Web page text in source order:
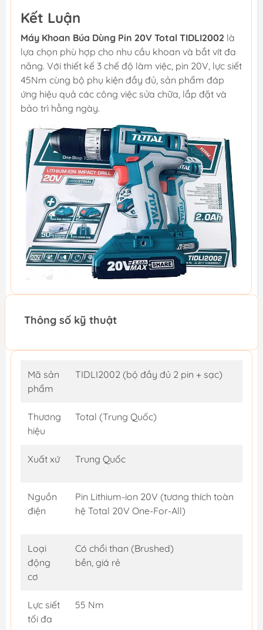
Kết Luận
Máy Khoan Búa Dùng Pin 20V Total TIDLI2002 là
lựa chọn phù hợp cho nhu cầu khoan và bắt vít đa
năng. Với thiết kế 3 chế độ làm việc, pin 20V, lực siết
45Nm cùng bộ phụ kiện đầy đủ, sản phẩm đáp
ứng hiệu quả các công việc sửa chữa, lắp đặt và
bảo trì hằng ngày.
Thông số kỹ thuật
Mã sản
phẩm
TIDLI2002 (bộ đầy đủ 2 pin + sạc)
Thương
hiệu
Total (Trung Quốc)
Xuất xứ Trung Quốc
Nguồn
điện
Pin Lithium-ion 20V (tương thích toàn
hệ Total 20V One-For-All)
Loại
động
cơ
Có chổi than (Brushed)
bền, giá rẻ
Lực siết
tối đa
55 Nm